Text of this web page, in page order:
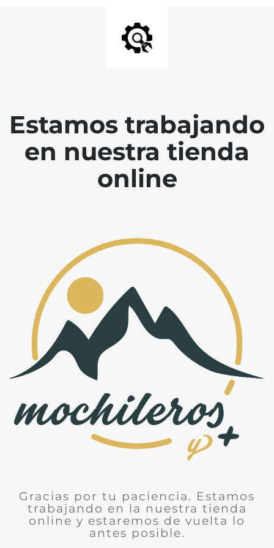
Estamos trabajando
en nuestra tienda
online
Gracias por tu paciencia. Estamos
trabajando en la nuestra tienda
online y estaremos de vuelta lo
antes posible.